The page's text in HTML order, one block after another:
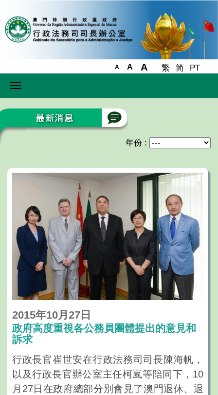
A A A 繁 简 PT
Toggle
年份 :
2015年10月27日
政府高度重視各公務員團體提出的意見和
訴求
行政長官崔世安在行政法務司司長陳海帆，
以及行政長官辦公室主任柯嵐等陪同下，10
月27日在政府總部分別會見了澳門退休、退